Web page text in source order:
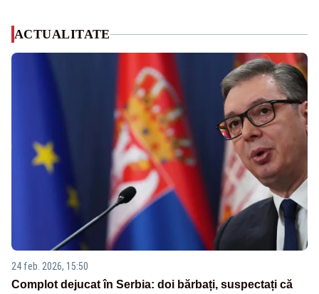
ACTUALITATE
24 feb. 2026, 15:50
Complot dejucat în Serbia: doi bărbați, suspectați că